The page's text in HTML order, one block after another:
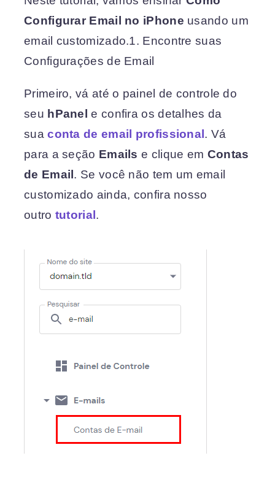
Configurar Email no iPhone usando um
email customizado.1. Encontre suas
Configurações de Email
Primeiro, vá até o painel de controle do
seu hPanel e confira os detalhes da
suaconta de email profissional . Vá
para a seção Emails e clique em Contas
de Email . Se você não tem um email
customizado ainda, confira nosso
outro tutorial .